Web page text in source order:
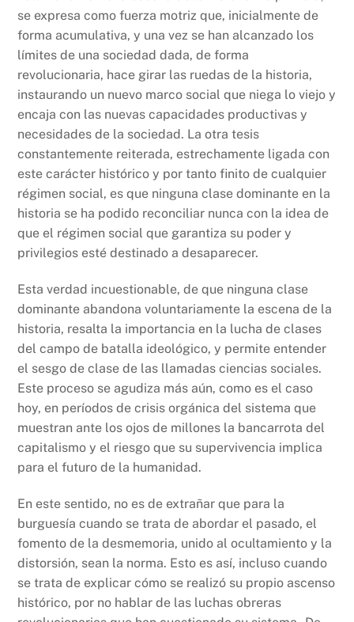
se expresa como fuerza motriz que, inicialmente de
forma acumulativa, y una vez se han alcanzado los
límites de una sociedad dada, de forma
revolucionaria, hace girar las ruedas de la historia,
instaurando un nuevo marco social que niega lo viejo y
encaja con las nuevas capacidades productivas y
necesidades de la sociedad. La otra tesis
constantemente reiterada, estrechamente ligada con
este carácter histórico y por tanto finito de cualquier
régimen social, es que ninguna clase dominante en la
historia se ha podido reconciliar nunca con la idea de
que el régimen social que garantiza su poder y
privilegios esté destinado a desaparecer.
Esta verdad incuestionable, de que ninguna clase
dominante abandona voluntariamente la escena de la
historia, resalta la importancia en la lucha de clases
del campo de batalla ideológico, y permite entender
el sesgo de clase de las llamadas ciencias sociales.
Este proceso se agudiza más aún, como es el caso
hoy, en períodos de crisis orgánica del sistema que
muestran ante los ojos de millones la bancarrota del
capitalismo y el riesgo que su supervivencia implica
para el futuro de la humanidad.
En este sentido, no es de extrañar que para la
burguesía cuando se trata de abordar el pasado, el
fomento de la desmemoria, unido al ocultamiento y la
distorsión, sean la norma. Esto es así, incluso cuando
se trata de explicar cómo se realizó su propio ascenso
histórico, por no hablar de las luchas obreras